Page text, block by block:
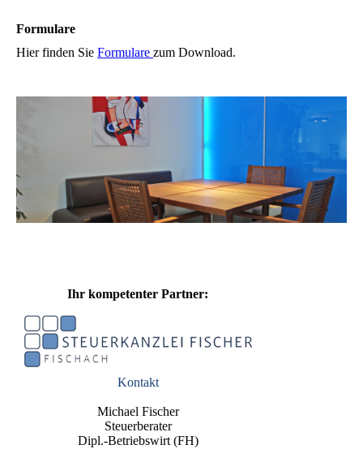
Formulare
Hier finden Sie Formulare zum Download.
Ihr kompetenter Partner:
Kontakt
Michael Fischer
Steuerberater
Dipl.-Betriebswirt (FH)